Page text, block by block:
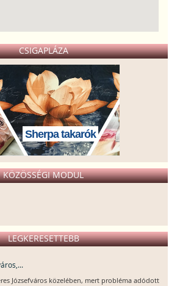
CSIGAPLÁZA
Sherpa takarók
KÖZÖSSÉGI MODUL
LEGKERESETTEBB
Józsefváros közelében, mert probléma adódott